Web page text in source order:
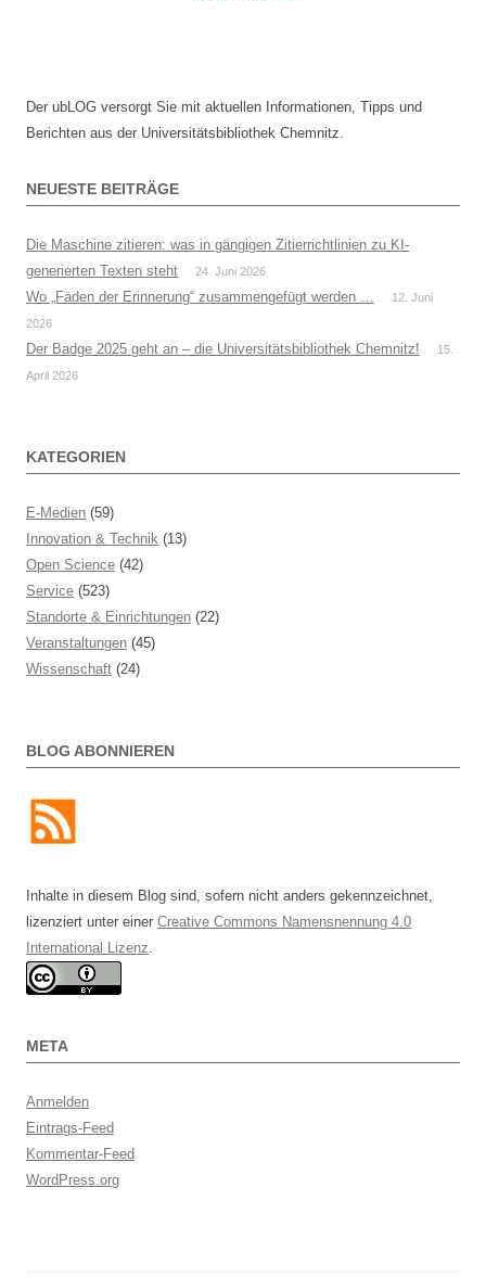
Der ubLOG versorgt Sie mit aktuellen Informationen, Tipps und
Berichten aus der Universitätsbibliothek Chemnitz.
NEUESTE BEITRÄGE
Die Maschine zitieren: was in gängigen Zitierrichtlinien zu KI-
generierten Texten steht
24. Juni 2026
Wo „Fäden der Erinnerung“ zusammengefügt werden …
12. Juni
2026
Der Badge 2025 geht an – die Universitätsbibliothek Chemnitz!
15.
April 2026
KATEGORIEN
E-Medien (59)
Innovation & Technik (13)
Open Science (42)
Service (523)
Standorte & Einrichtungen (22)
Veranstaltungen (45)
Wissenschaft (24)
BLOG ABONNIEREN
Inhalte in diesem Blog sind, sofern nicht anders gekennzeichnet,
lizenziert unter einer Creative Commons Namensnennung 4.0
International Lizenz
META
Anmelden
Eintrags-Feed
Kommentar-Feed
WordPress.org